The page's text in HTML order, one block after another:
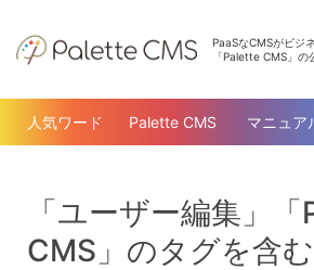
PaaSなCMSがビジ
「Palette CMS」の
人気ワード Palette CMS マニュア
「ユーザー編集」
CMS」のタグを含